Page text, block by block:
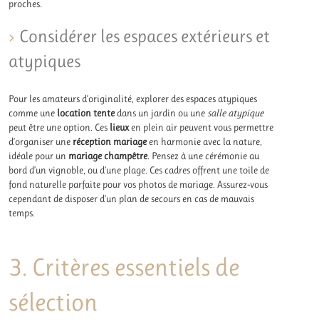
proches.
Considérer les espaces extérieurs et
atypiques
Pour les amateurs d’originalité, explorer des espaces atypiques
comme une location tentedans un jardin ou une salle atypique
peut être une option. Ces lieuxen plein air peuvent vous permettre
d’organiser une réception mariageen harmonie avec la nature,
idéale pour un mariage champêtre. Pensez à une cérémonie au
bord d’un vignoble, ou d’une plage. Ces cadres offrent une toile de
fond naturelle parfaite pour vos photos de mariage. Assurez-vous
cependant de disposer d’un plan de secours en cas de mauvais
temps.
3. Critères essentiels de
sélection